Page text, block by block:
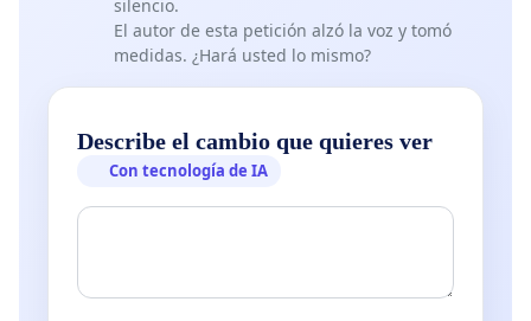
silencio.
El autor de esta petición alzó la voz y tomó
medidas. ¿Hará usted lo mismo?
Describe el cambio que quieres ver
Con tecnología de IA